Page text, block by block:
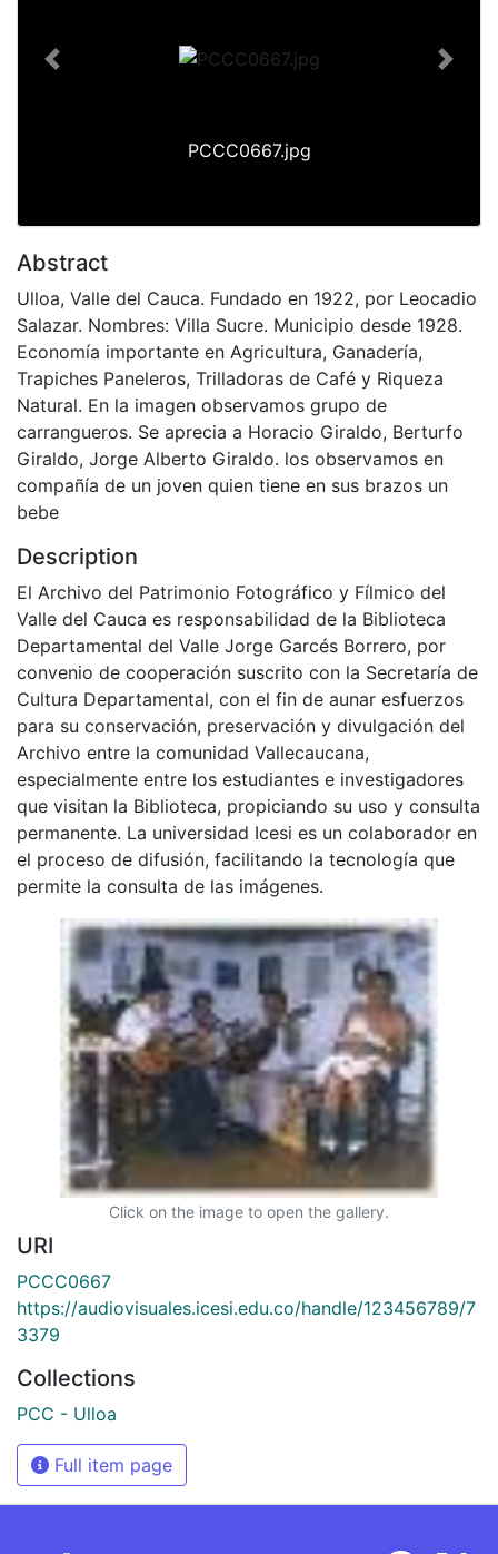
PCCC0667.jpg
Previous Next
Abstract
Ulloa, Valle del Cauca. Fundado en 1922, por Leocadio
Salazar. Nombres: Villa Sucre. Municipio desde 1928.
Economía importante en Agricultura, Ganadería,
Trapiches Paneleros, Trilladoras de Café y Riqueza
Natural. En la imagen observamos grupo de
carrangueros. Se aprecia a Horacio Giraldo, Berturfo
Giraldo, Jorge Alberto Giraldo. los observamos en
compañía de un joven quien tiene en sus brazos un
bebe
Description
El Archivo del Patrimonio Fotográfico y Fílmico del
Valle del Cauca es responsabilidad de la Biblioteca
Departamental del Valle Jorge Garcés Borrero, por
convenio de cooperación suscrito con la Secretaría de
Cultura Departamental, con el fin de aunar esfuerzos
para su conservación, preservación y divulgación del
Archivo entre la comunidad Vallecaucana,
especialmente entre los estudiantes e investigadores
que visitan la Biblioteca, propiciando su uso y consulta
permanente. La universidad Icesi es un colaborador en
el proceso de difusión, facilitando la tecnología que
permite la consulta de las imágenes.
Click on the image to open the gallery.
URI
PCCC0667
https://audiovisuales.icesi.edu.co/handle/123456789/7
3379
Collections
PCC - Ulloa
Full item page